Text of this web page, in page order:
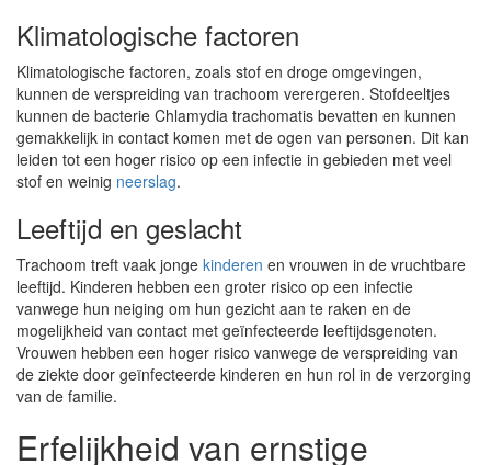
Klimatologische factoren
Klimatologische factoren, zoals stof en droge omgevingen,
kunnen de verspreiding van trachoom verergeren. Stofdeeltjes
kunnen de bacterie Chlamydia trachomatis bevatten en kunnen
gemakkelijk in contact komen met de ogen van personen. Dit kan
leiden tot een hoger risico op een infectie in gebieden met veel
stof en weinig neerslag.
Leeftijd en geslacht
Trachoom treft vaak jonge kinderen en vrouwen in de vruchtbare
leeftijd. Kinderen hebben een groter risico op een infectie
vanwege hun neiging om hun gezicht aan te raken en de
mogelijkheid van contact met geïnfecteerde leeftijdsgenoten.
Vrouwen hebben een hoger risico vanwege de verspreiding van
de ziekte door geïnfecteerde kinderen en hun rol in de verzorging
van de familie.
Erfelijkheid van ernstige